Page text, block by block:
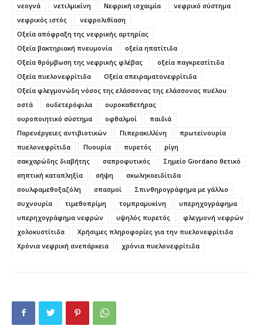
νεογνά
νετιλμικίνη Νεφρική ισχαιμία
νεφρικό σύστημα
νεφρικός ιστός
νεφρολιθίαση
Οξεία απόφραξη της νεφρικής αρτηρίας
Οξεία βακτηριακή πνευμονία
οξεία ηπατίτιδα
Οξεία θρόμβωση της νεφρικής φλέβας
οξεία παγκρεατίτιδα
Οξεία πυελονεφρίτιδα
Οξεία σπειραματονεφρίτιδα
Οξεία φλεγμονώδη νόσος της ελάσσονας της ελάσσονας πυέλου
οστά
ουδετερόφιλα
ουροκαθετήρας
ουροποιητικό σύστημα
οφθαλμοί
παιδιά
Παρενέργειες αντιβιοτικών
Πιπερακιλλίνη
πρωτεϊνουρία
πυελονεφρίτιδα
Πυουρία πυρετός
ρίγη
σακχαρώδης διαβήτης
σαπροφυτικός
Σημείο Giordano θετικό
σηπτική καταπληξία
σήψη
σκωληκοειδίτιδα
σουλφαμεθοξαζόλη
σπασμοί
Σπινθηρογράφημα με γάλλιο
συχνουρία
τιμεθοπρίμη τομπραμυκίνη
υπερηχογράφημα
υπερηχογράφημα νεφρών
υψηλός πυρετός
φλεγμονή νεφρών
χολοκυστίτιδα
Χρήσιμες πληροφορίες για την πυελονεφρίτιδα
Χρόνια νεφρική ανεπάρκεια
χρόνια πυελονεφρίτιδα